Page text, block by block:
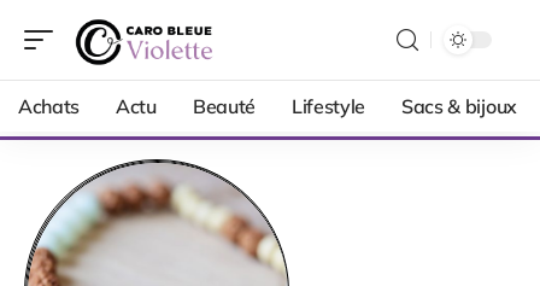
Achats Actu Beauté Lifestyle Sacs & bijoux